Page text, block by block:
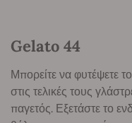
Gelato 44
Μπορείτε να φυτέψετε
στις τελικές τους
παγετός. Εξετάστε το